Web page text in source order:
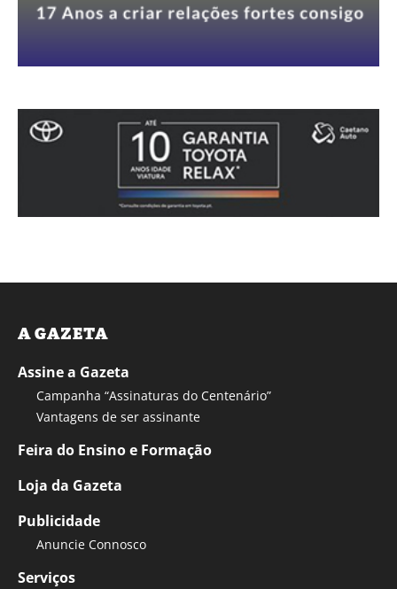
A GAZETA
Assine a Gazeta
Campanha “Assinaturas do Centenário”
Vantagens de ser assinante
Feira do Ensino e Formação
Loja da Gazeta
Publicidade
Anuncie Connosco
Serviços